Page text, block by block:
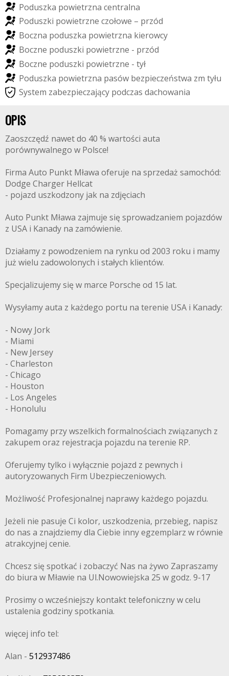
Poduszka powietrzna centralna
Poduszki powietrzne czołowe – przód
Boczna poduszka powietrzna kierowcy
Boczne poduszki powietrzne - przód
Boczne poduszki powietrzne - tył
Poduszka powietrzna pasów bezpieczeństwa zm tyłu
System zabezpieczający podczas dachowania
OPIS
Zaoszczędź nawet do 40 % wartości auta
porównywalnego w Polsce!
Firma Auto Punkt Mława oferuje na sprzedaż samochód:
Dodge Charger Hellcat
- pojazd uszkodzony jak na zdjęciach
Auto Punkt Mława zajmuje się sprowadzaniem pojazdów
z USA i Kanady na zamówienie.
Działamy z powodzeniem na rynku od 2003 roku i mamy
już wielu zadowolonych i stałych klientów.
Specjalizujemy się w marce Porsche od 15 lat.
Wysyłamy auta z każdego portu na terenie USA i Kanady:
- Nowy Jork
- Miami
- New Jersey
- Charleston
- Chicago
- Houston
- Los Angeles
- Honolulu
Pomagamy przy wszelkich formalnościach związanych z
zakupem oraz rejestracja pojazdu na terenie RP.
Oferujemy tylko i wyłącznie pojazd z pewnych i
autoryzowanych Firm Ubezpieczeniowych.
Możliwość Profesjonalnej naprawy każdego pojazdu.
Jeżeli nie pasuje Ci kolor, uszkodzenia, przebieg, napisz
do nas a znajdziemy dla Ciebie inny egzemplarz w równie
atrakcyjnej cenie.
Chcesz się spotkać i zobaczyć Nas na żywo Zapraszamy
do biura w Mławie na Ul.Nowowiejska 25 w godz. 9-17
Prosimy o wcześniejszy kontakt telefoniczny w celu
ustalenia godziny spotkania.
więcej info tel:
Alan - 512937486